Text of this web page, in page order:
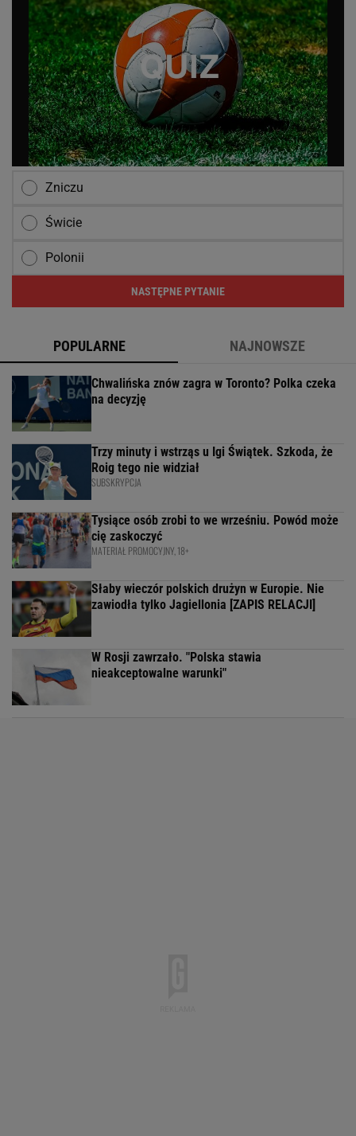
Zniczu
Świcie
Polonii
NASTĘPNE PYTANIE
POPULARNE NAJNOWSZE
Chwalińska znów zagra w Toronto? Polka czeka
na decyzję
Trzy minuty i wstrząs u Igi Świątek. Szkoda, że
Roig tego nie widział
SUBSKRYPCJA
Tysiące osób zrobi to we wrześniu. Powód może
cię zaskoczyć
MATERIAŁ PROMOCYJNY, 18+
Słaby wieczór polskich drużyn w Europie. Nie
zawiodła tylko Jagiellonia [ZAPIS RELACJI]
W Rosji zawrzało. "Polska stawia
nieakceptowalne warunki"